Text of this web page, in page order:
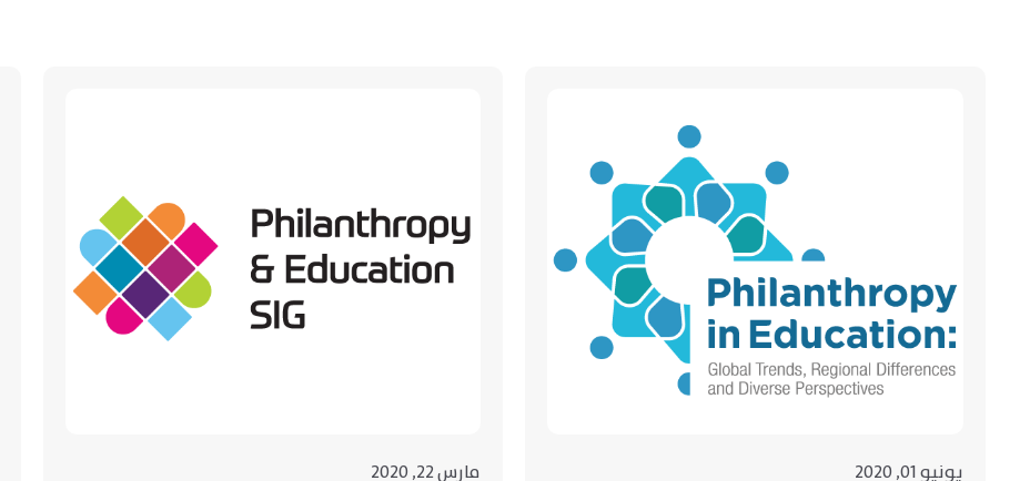
يونيو 01, 2020 مارس 22, 2020